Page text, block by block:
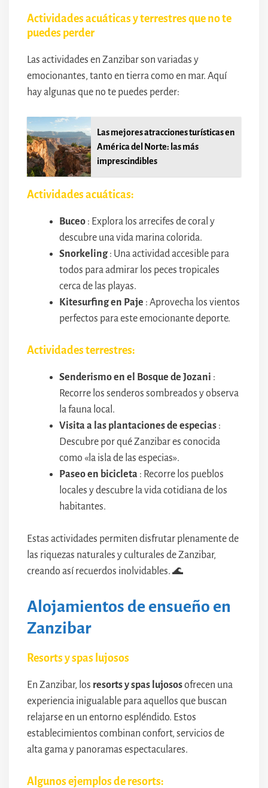
Actividades acuáticas y terrestres que no te
puedes perder
Las actividades en Zanzibar son variadas y
emocionantes, tanto en tierra como en mar. Aquí
hay algunas que no te puedes perder:
Las mejores atracciones turísticas en
América del Norte: las más
imprescindibles
Actividades acuáticas:
Buceo : Explora los arrecifes de coral y
descubre una vida marina colorida.
Snorkeling: Una actividad accesible para
todos para admirar los peces tropicales
cerca de las playas.
Kitesurfing en Paje : Aprovecha los vientos
perfectos para este emocionante deporte.
Actividades terrestres:
Senderismo en el Bosque de Jozani :
Recorre los senderos sombreados y observa
la fauna local.
Visita a las plantaciones de especias :
Descubre por qué Zanzibar es conocida
como «la isla de las especias».
Paseo en bicicleta : Recorre los pueblos
locales y descubre la vida cotidiana de los
habitantes.
Estas actividades permiten disfrutar plenamente de
las riquezas naturales y culturales de Zanzibar,
creando así recuerdos inolvidables. 🌊
Alojamientos de ensueño en
Zanzibar
Resorts y spas lujosos
En Zanzibar, los resorts y spas lujososofrecen una
experiencia inigualable para aquellos que buscan
relajarse en un entorno espléndido. Estos
establecimientos combinan confort, servicios de
alta gama y panoramas espectaculares.
Algunos ejemplos de resorts: